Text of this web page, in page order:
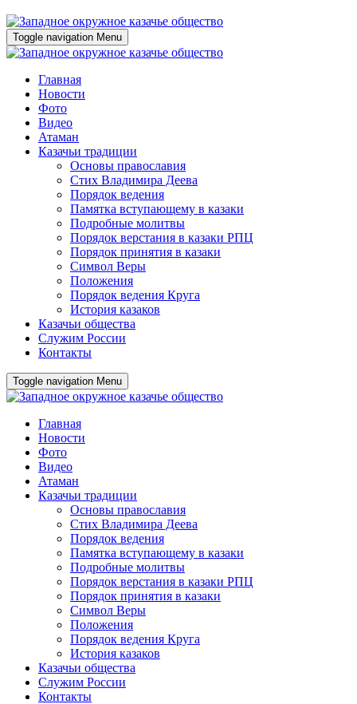
Toggle navigation Menu
Главная
Новости
Фото
Видео
Атаман
Казачьи традиции
Основы православия
Стих Владимира Деева
Порядок ведения
Памятка вступающему в казаки
Подробные молитвы
Порядок верстания в казаки РПЦ
Порядок принятия в казаки
Символ Веры
Положения
Порядок ведения Круга
История казаков
Казачьи общества
Служим России
Контакты
Toggle navigation Menu
Главная
Новости
Фото
Видео
Атаман
Казачьи традиции
Основы православия
Стих Владимира Деева
Порядок ведения
Памятка вступающему в казаки
Подробные молитвы
Порядок верстания в казаки РПЦ
Порядок принятия в казаки
Символ Веры
Положения
Порядок ведения Круга
История казаков
Казачьи общества
Служим России
Контакты